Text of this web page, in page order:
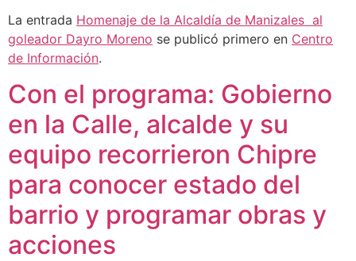
La entrada Homenaje de la Alcaldía de Manizales al
goleador Dayro Moreno se publicó primero en Centro
de Información.
Con el programa: Gobierno
en la Calle, alcalde y su
equipo recorrieron Chipre
para conocer estado del
barrio y programar obras y
acciones